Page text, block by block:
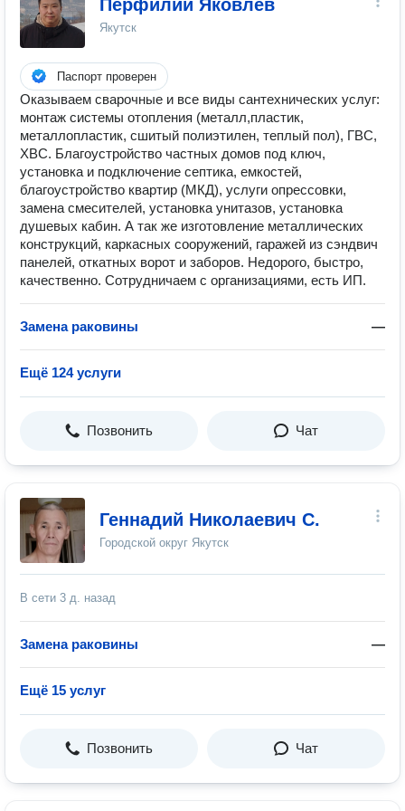
Перфилий Яковлев
Якутск
Паспорт проверен
Оказываем сварочные и все виды сантехнических услуг:
монтаж системы отопления (металл,пластик,
металлопластик, сшитый полиэтилен, теплый пол), ГВС,
ХВС. Благоустройство частных домов под ключ,
установка и подключение септика, емкостей,
благоустройство квартир (МКД), услуги опрессовки,
замена смесителей, установка унитазов, установка
душевых кабин. А так же изготовление металлических
конструкций, каркасных сооружений, гаражей из сэндвич
панелей, откатных ворот и заборов. Недорого, быстро,
качественно. Сотрудничаем с организациями, есть ИП.
Замена раковины —
Ещё 124 услуги
Позвонить Чат
Геннадий Николаевич С.
Городской округ Якутск
В сети 3 д. назад
Замена раковины —
Ещё 15 услуг
Позвонить Чат